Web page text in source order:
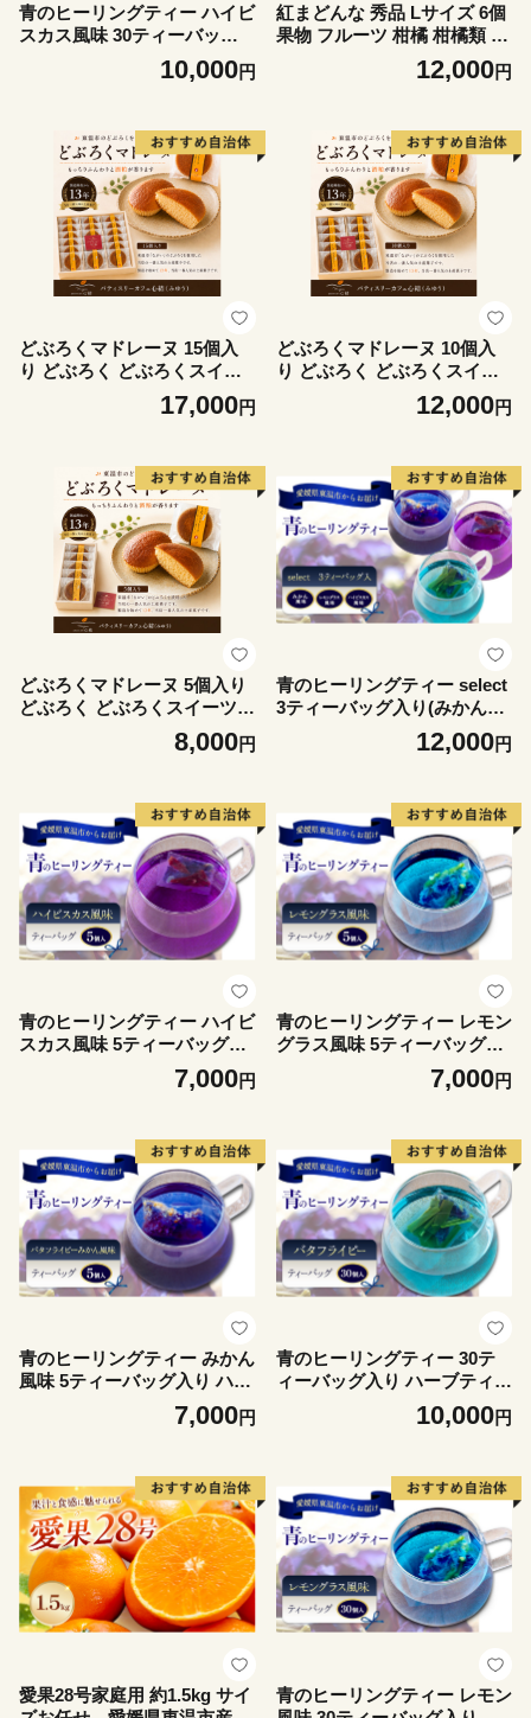
青のヒーリングティー ハイビ
スカス風味 30ティーバッグ
入り ハーブティー バタフラ
うちカフェ ハーブ リラック
ス 美容 健康 ふるさと納税
10,000円
紅まどんな 秀品 Lサイズ 6個
果物 フルーツ 柑橘 柑橘類 国
12,000円
どぶろくマドレーヌ 15個入
り どぶろく どぶろくスイー
ツ マドレーヌ 焼き菓子 洋菓
子 個包装 おやつ ギフト 手土
ーツ 発酵食品
17,000円
どぶろくマドレーヌ 10個入
り どぶろく どぶろくスイー
ツ マドレーヌ 焼き菓子 洋菓
子 個包装 おやつ ギフト 手土
ーツ 発酵食品
12,000円
どぶろくマドレーヌ 5個入り
どぶろく どぶろくスイーツ
マドレーヌ 焼き菓子 洋菓子
個包装 おやつ ギフト 手土産
発酵食品
8,000円
青のヒーリングティー select
3ティーバッグ入り(みかん風
味・レモングラス風味・ハイ
ビスカス風味) ハーブティー
れ フォトジェニック おうち
カフェ リラックス 美容 健康
ふるさと納税
12,000円
青のヒーリングティー ハイビ
スカス風味 5ティーバッグ入
り ハーブティー バタフライ
ちカフェ ハーブ リラックス
美容 健康 ふるさと納税
7,000円
青のヒーリングティー レモン
グラス風味 5ティーバッグ入
り ハーブティー バタフライ
ちカフェ ハーブ リラックス
美容 健康 ふるさと納税
7,000円
青のヒーリングティー みかん
風味 5ティーバッグ入り ハー
ブティー バタフライピー ノ
ンカフェイン ティーバッグ
ハーブ リラックス 美容 健康
ふるさと納税
7,000円
青のヒーリングティー 30テ
ィーバッグ入り ハーブティー
ン ティーバッグ 愛媛県 東温
ックス 美容 健康 ふるさと納
税
10,000円
愛果28号家庭用 約1.5kg サイ
青のヒーリングティー レモン